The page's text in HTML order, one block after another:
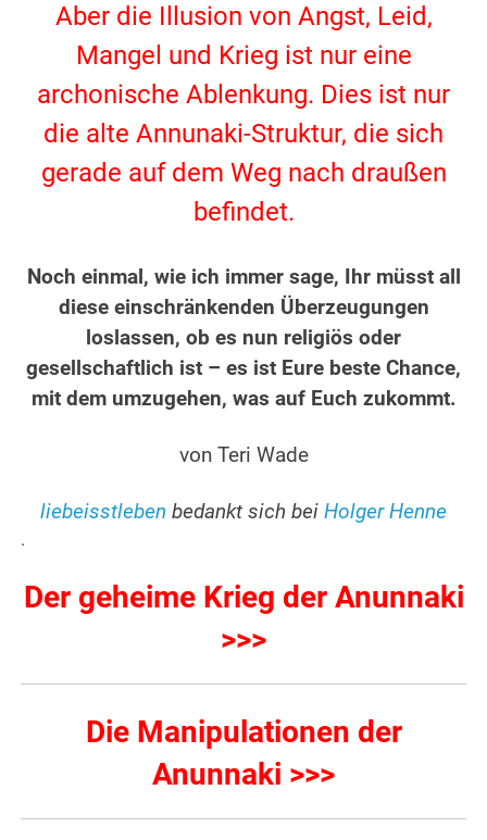
Aber die Illusion von Angst, Leid,
Mangel und Krieg ist nur eine
archonische Ablenkung. Dies ist nur
die alte Annunaki-Struktur, die sich
gerade auf dem Weg nach draußen
befindet.
Noch einmal, wie ich immer sage, Ihr müsst all
diese einschränkenden Überzeugungen
loslassen, ob es nun religiös oder
gesellschaftlich ist – es ist Eure beste Chance,
mit dem umzugehen, was auf Euch zukommt.
von Teri Wade
liebeisstleben bedankt sich bei Holger Henne
.
Der geheime Krieg der Anunnaki
>>>
Die Manipulationen der
Anunnaki >>>